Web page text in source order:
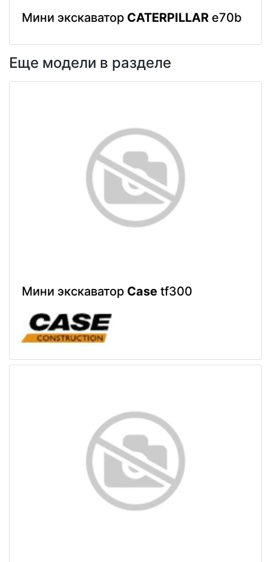
Мини экскаватор CATERPILLAR e70b
Еще модели в разделе
Мини экскаватор Case tf300